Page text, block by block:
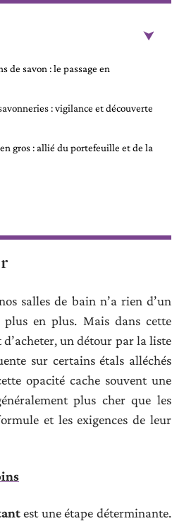
de savon : le passage en
: vigilance et découverte
gros : allié du portefeuille et de la
salles de bain n’a rien d’un
en plus. Mais dans cette
un détour par la liste
sur certains étals alléchés
opacité cache souvent une
plus cher que les
et les exigences de leur
est une étape déterminante.